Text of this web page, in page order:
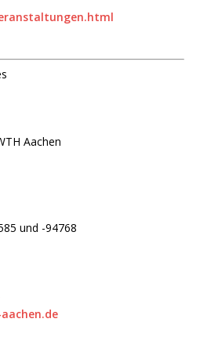
Aachen
und -94768